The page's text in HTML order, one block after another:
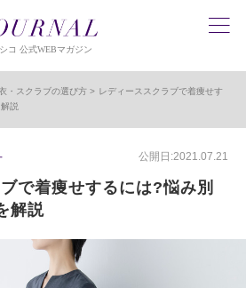
コ 公式WEBマガジン
・スクラブの選び方
レディーススクラブで着痩せす
説
公開日:2021.07.21
で着痩せするには?悩み別
解説